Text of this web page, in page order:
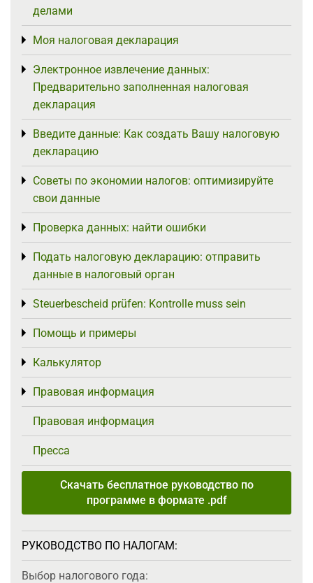
делами
Моя налоговая декларация
Toggle menu
Электронное извлечение данных:
Предварительно заполненная налоговая
декларация
Toggle menu
Введите данные: Как создать Вашу налоговую
декларацию
Toggle menu
Советы по экономии налогов: оптимизируйте
свои данные
Toggle menu
Проверка данных: найти ошибки
Toggle menu
Подать налоговую декларацию: отправить
данные в налоговый орган
Toggle menu
Steuerbescheid prüfen: Kontrolle muss sein
Toggle menu
Помощь и примеры
Toggle menu
Калькулятор
Toggle menu
Правовая информация
Toggle menu
Правовая информация
Пресса
Скачать бесплатное руководство по
программе в формате .pdf
РУКОВОДСТВО ПО НАЛОГАМ:
Выбор налогового года: